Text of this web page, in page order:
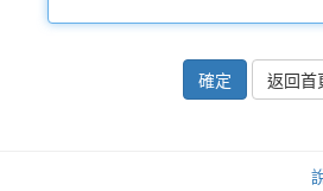
確定 返回首